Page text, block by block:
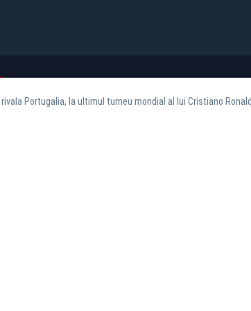
Portugalia, la ultimul turneu mondial al lui Cristiano